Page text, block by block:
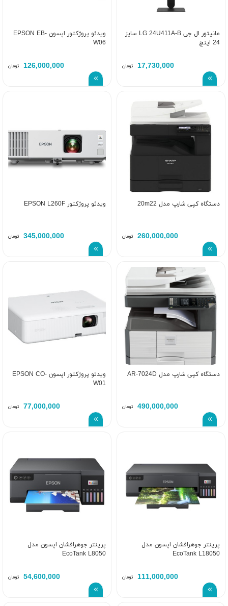
مانیتور ال جی LG 24U411A-B سایز
24 اینچ
17,730,000 تومان
ویدئو پروژکتور اپسون EPSON EB-
W06
126,000,000 تومان
دستگاه کپی شارپ مدل 20m22
260,000,000 تومان
ویدئو پروژکتور EPSON L260F
345,000,000 تومان
دستگاه کپی شارپ مدل AR-7024D
490,000,000 تومان
ویدئو پروژکتور اپسون EPSON CO-
W01
77,000,000 تومان
پرینتر جوهرافشان اپسون مدل
EcoTank L18050
111,000,000 تومان
پرینتر جوهرافشان اپسون مدل
EcoTank L8050
54,600,000 تومان